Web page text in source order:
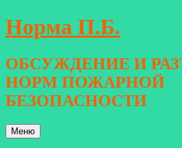
Перейти
к
Норма П.Б.
ОБСУЖДЕНИЕ И
НОРМ ПОЖАРНОЙ
БЕЗОПАСНОСТИ
Меню